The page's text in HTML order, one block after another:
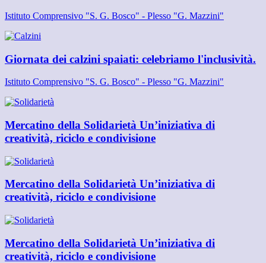
Istituto Comprensivo "S. G. Bosco" - Plesso "G. Mazzini"
Giornata dei calzini spaiati: celebriamo l'inclusività.
Istituto Comprensivo "S. G. Bosco" - Plesso "G. Mazzini"
Mercatino della Solidarietà Un’iniziativa di
creatività, riciclo e condivisione
Mercatino della Solidarietà Un’iniziativa di
creatività, riciclo e condivisione
Mercatino della Solidarietà Un’iniziativa di
creatività, riciclo e condivisione